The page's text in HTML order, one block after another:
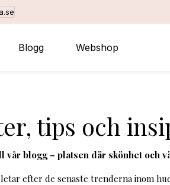
Blogg Webshop
tips och
vår blogg – platsen där skönhet och
letar efter de senaste trenderna inom